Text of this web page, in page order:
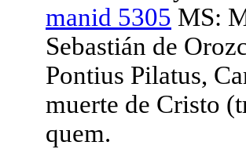
manid 5305 MS:
Sebastián de
Pontius Pilatus,
muerte de Cristo
quem.